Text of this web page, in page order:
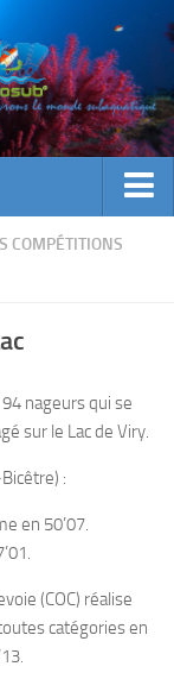
COMPÉTITIONS
nageurs qui se
sur le Lac de Viry.
:
en 50’07.
(COC) réalise
catégories en